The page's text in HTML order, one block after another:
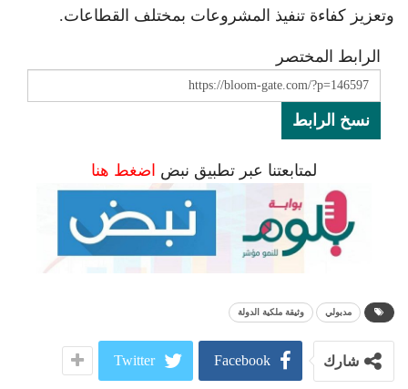
وتعزيز كفاءة تنفيذ المشروعات بمختلف القطاعات.
الرابط المختصر
نسخ الرابط
لمتابعتنا عبر تطبيق نبض اضغط هنا
مدبولي وثيقة ملكية الدولة
شارك Facebook
Twitter